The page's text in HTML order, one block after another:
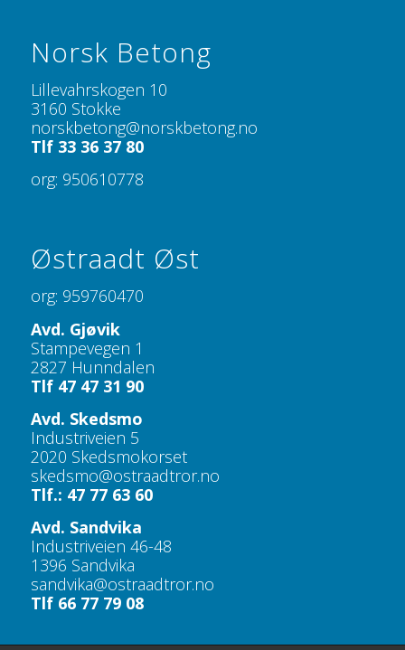
Norsk Betong
Lillevahrskogen 10
3160 Stokke
norskbetong@norskbetong.no
Tlf 33 36 37 80
org: 950610778
Østraadt Øst
org: 959760470
Avd. Gjøvik
Stampevegen 1
2827 Hunndalen
Tlf 47 47 31 90
Avd. Skedsmo
Industriveien 5
2020 Skedsmokorset
skedsmo@ostraadtror.no
Tlf.: 47 77 63 60
Avd. Sandvika
Industriveien 46-48
1396 Sandvika
sandvika@ostraadtror.no
Tlf 66 77 79 08